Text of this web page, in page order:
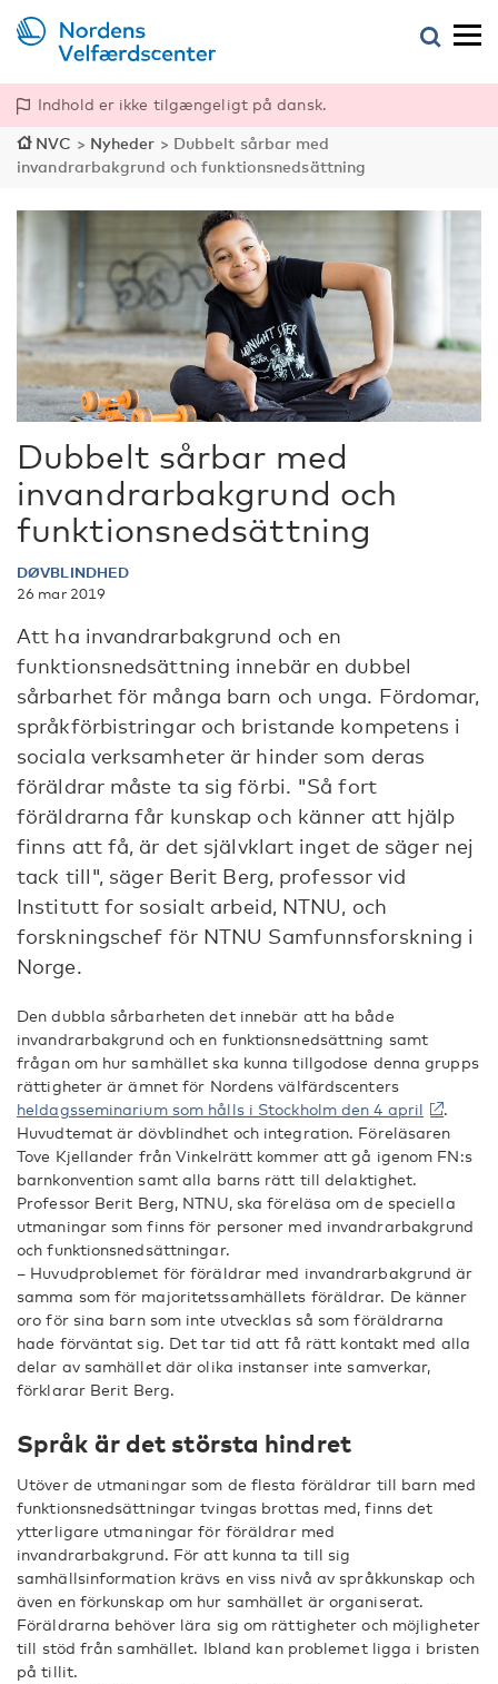
Indhold er ikke tilgængeligt på dansk.
NVC > Nyheder > Dubbelt sårbar med
invandrarbakgrund och funktionsnedsättning
Dubbelt sårbar med
invandrarbakgrund och
funktionsnedsättning
DØVBLINDHED
26 mar 2019
Att ha invandrarbakgrund och en
funktionsnedsättning innebär en dubbel
sårbarhet för många barn och unga. Fördomar,
språkförbistringar och bristande kompetens i
sociala verksamheter är hinder som deras
föräldrar måste ta sig förbi. "Så fort
föräldrarna får kunskap och känner att hjälp
finns att få, är det självklart inget de säger nej
tack till", säger Berit Berg, professor vid
Institutt for sosialt arbeid, NTNU, och
forskningschef för NTNU Samfunnsforskning i
Norge.
Den dubbla sårbarheten det innebär att ha både
invandrarbakgrund och en funktionsnedsättning samt
frågan om hur samhället ska kunna tillgodose denna grupps
rättigheter är ämnet för Nordens välfärdscenters
heldagsseminarium som hålls i Stockholm den 4 april
.
Huvudtemat är dövblindhet och integration. Föreläsaren
Tove Kjellander från Vinkelrätt kommer att gå igenom FN:s
barnkonvention samt alla barns rätt till delaktighet.
Professor Berit Berg, NTNU, ska föreläsa om de speciella
utmaningar som finns för personer med invandrarbakgrund
och funktionsnedsättningar.
– Huvudproblemet för föräldrar med invandrarbakgrund är
samma som för majoritetssamhällets föräldrar. De känner
oro för sina barn som inte utvecklas så som föräldrarna
hade förväntat sig. Det tar tid att få rätt kontakt med alla
delar av samhället där olika instanser inte samverkar,
förklarar Berit Berg.
Språk är det största hindret
Utöver de utmaningar som de flesta föräldrar till barn med
funktionsnedsättningar tvingas brottas med, finns det
ytterligare utmaningar för föräldrar med
invandrarbakgrund. För att kunna ta till sig
samhällsinformation krävs en viss nivå av språkkunskap och
även en förkunskap om hur samhället är organiserat.
Föräldrarna behöver lära sig om rättigheter och möjligheter
till stöd från samhället. Ibland kan problemet ligga i bristen
på tillit.